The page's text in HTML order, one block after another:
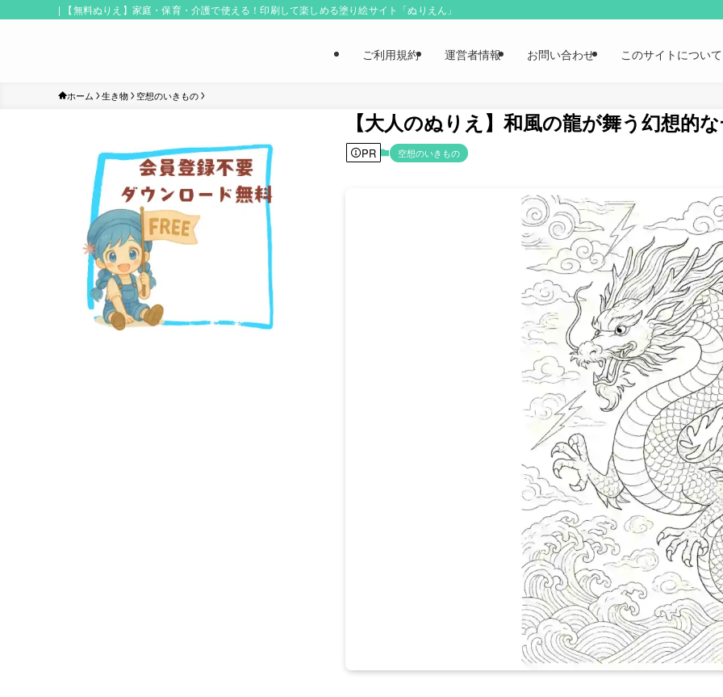
| 【無料ぬりえ】家庭・保育・介護で使える！印刷して楽しめる塗り絵サイト「ぬりえん」
ご利用規約 運営者情報 お問い合わせ このサイトについて
ホーム 生き物 空想のいきもの
【大人のぬりえ】和風の龍が舞う幻想的
PR 空想のいきもの